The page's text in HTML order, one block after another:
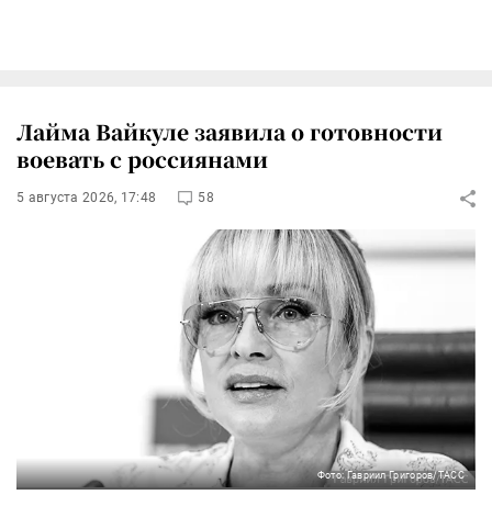
Лайма Вайкуле заявила о готовности
воевать с россиянами
5 августа 2026, 17:48 58
Фото: Гавриил Григоров/ТАСС